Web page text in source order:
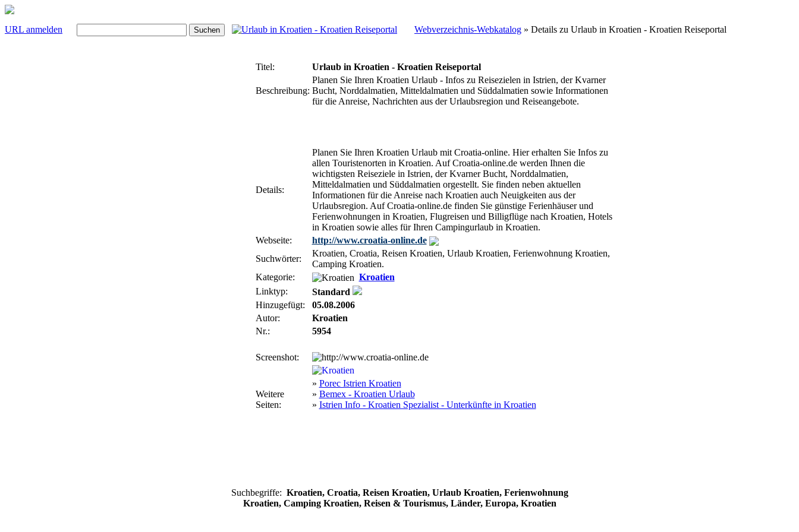
URL anmelden Webverzeichnis-Webkatalog » Details zu Urlaub in Kroatien - Kroatien Reiseportal
Titel: Urlaub in Kroatien - Kroatien Reiseportal
Beschreibung:
Planen Sie Ihren Kroatien Urlaub - Infos zu Reisezielen in Istrien, der Kvarner
Bucht, Norddalmatien, Mitteldalmatien und Süddalmatien sowie Informationen
für die Anreise, Nachrichten aus der Urlaubsregion und Reiseangebote.
Details:
Planen Sie Ihren Kroatien Urlaub mit Croatia-online. Hier erhalten Sie Infos zu
allen Touristenorten in Kroatien. Auf Croatia-online.de werden Ihnen die
wichtigsten Reiseziele in Istrien, der Kvarner Bucht, Norddalmatien,
Mitteldalmatien und Süddalmatien orgestellt. Sie finden neben aktuellen
Informationen für die Anreise nach Kroatien auch Neuigkeiten aus der
Urlaubsregion. Auf Croatia-online.de finden Sie günstige Ferienhäuser und
Ferienwohnungen in Kroatien, Flugreisen und Billigflüge nach Kroatien, Hotels
in Kroatien sowie alles für Ihren Campingurlaub in Kroatien.
Webseite:
http://www.croatia-online.de
Suchwörter:
Kroatien, Croatia, Reisen Kroatien, Urlaub Kroatien, Ferienwohnung Kroatien,
Camping Kroatien.
Kategorie:
Kroatien
Linktyp:
Standard
Hinzugefügt:
05.08.2006
Autor:
Kroatien
Nr.:
5954
Screenshot:
Weitere
Seiten:
» Porec Istrien Kroatien
» Bemex - Kroatien Urlaub
» Istrien Info - Kroatien Spezialist - Unterkünfte in Kroatien
Suchbegriffe: Kroatien, Croatia, Reisen Kroatien, Urlaub Kroatien, Ferienwohnung
Kroatien, Camping Kroatien, Reisen & Tourismus, Länder, Europa, Kroatien